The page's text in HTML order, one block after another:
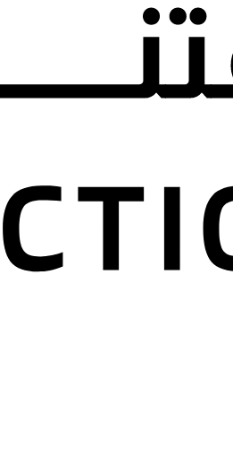
Rebecca Anne Proctor